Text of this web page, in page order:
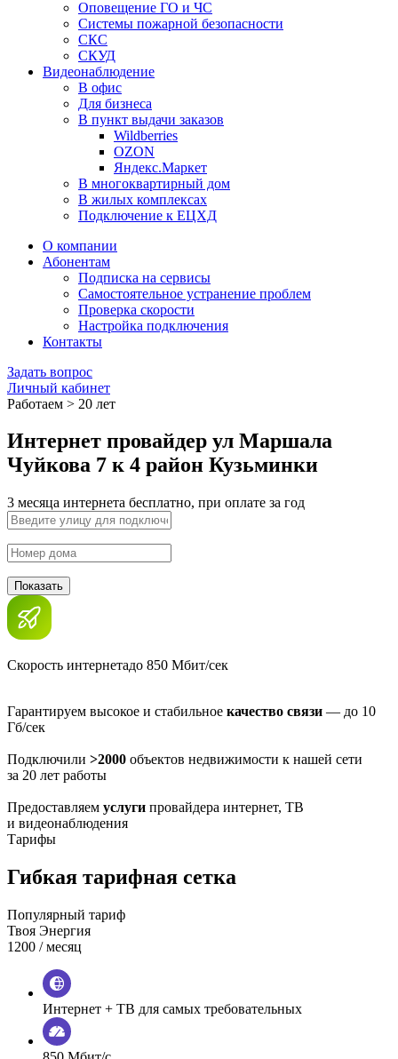
Оповещение ГО и ЧС
Системы пожарной безопасности
СКС
СКУД
Видеонаблюдение
В офис
Для бизнеса
В пункт выдачи заказов
Wildberries
OZON
Яндекс.Маркет
В многоквартирный дом
В жилых комплексах
Подключение к ЕЦХД
О компании
Абонентам
Подписка на сервисы
Самостоятельное устранение проблем
Проверка скорости
Настройка подключения
Контакты
Задать вопрос
Личный кабинет
Работаем > 20 лет
Интернет провайдер ул Маршала
Чуйкова 7 к 4 район Кузьминки
3 месяца интернета бесплатно, при оплате за год
Показать
Скорость интернетадо 850 Мбит/сек
Гарантируем высокое и стабильное качество связи — до 10
Гб/сек
Подключили >2000 объектов недвижимости к нашей сети
за 20 лет работы
Предоставляем услуги провайдера интернет, ТВ
и видеонаблюдения
Тарифы
Гибкая тарифная сетка
Популярный тариф
Твоя Энергия
1200 / месяц
Интернет + ТВ для самых требовательных